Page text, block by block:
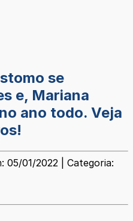
se
e, Mariana
ano todo. Veja
05/01/2022 | Categoria: